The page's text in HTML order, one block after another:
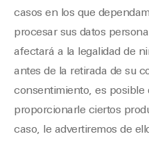
casos en los que
procesar sus datos
afectará a la legalidad de
antes de la retirada de su
consentimiento, es posible
proporcionarle ciertos
caso, le advertiremos de